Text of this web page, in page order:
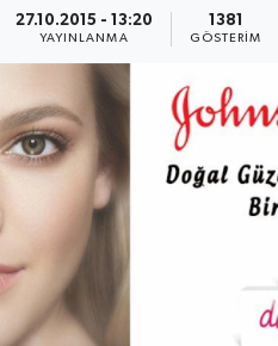
27.10.2015 - 13:20
YAYINLANMA
1381
GÖSTERIM
Son Dakika Haberleri
Haber Arşivi